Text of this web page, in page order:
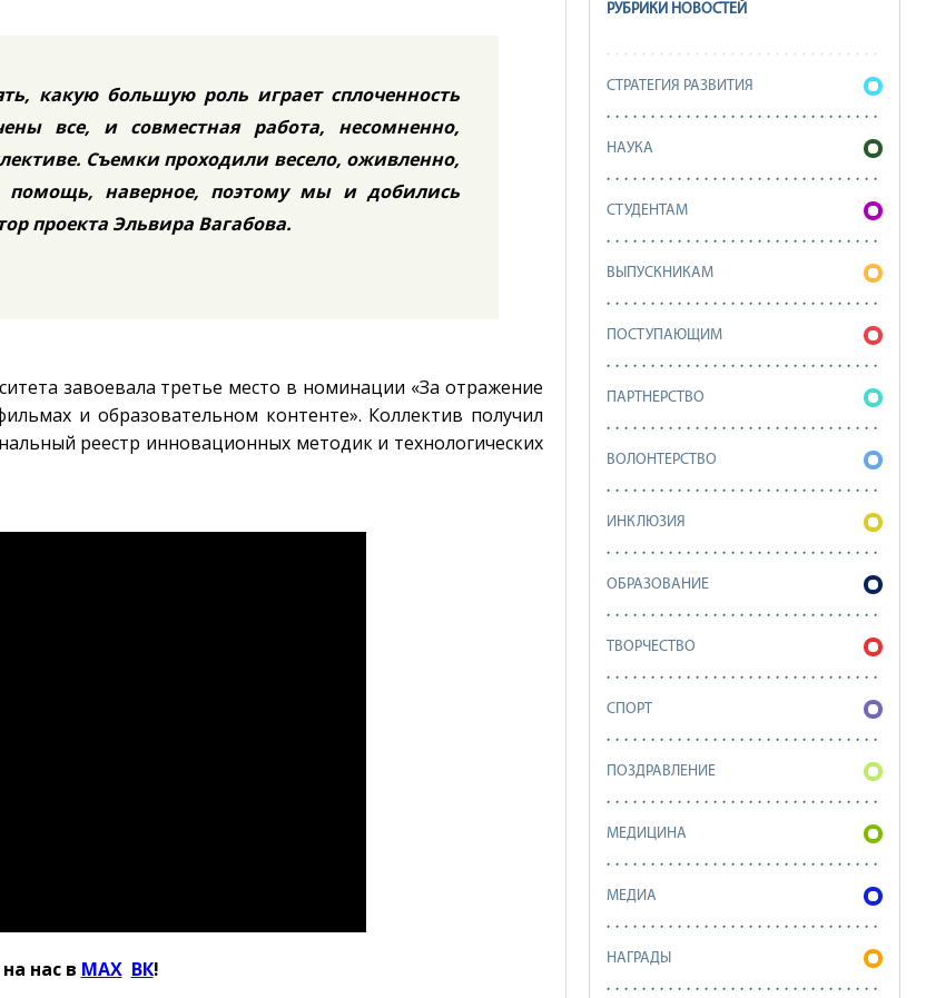
какую большую роль играет сплоченность
все, и совместная работа, несомненно,
Съемки проходили весело, оживленно,
наверное, поэтому мы и добились
проекта Эльвира Вагабова.
завоевала третье место в номинации «За отражение
и образовательном контенте». Коллектив получил
реестр инновационных методик и технологических
нас в MAXӀ ВК!
РУБРИКИ НОВОСТЕЙ
СТРАТЕГИЯ РАЗВИТИЯ
НАУКА
СТУДЕНТАМ
ВЫПУСКНИКАМ
ПОСТУПАЮЩИМ
ПАРТНЕРСТВО
ВОЛОНТЕРСТВО
ИНКЛЮЗИЯ
ОБРАЗОВАНИЕ
ТВОРЧЕСТВО
СПОРТ
ПОЗДРАВЛЕНИЕ
МЕДИЦИНА
МЕДИА
НАГРАДЫ